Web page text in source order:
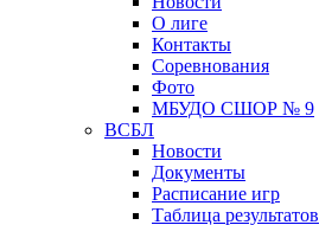
О лиге
Контакты
Соревнования
Фото
МБУДО СШОР № 9
ВСБЛ
Новости
Документы
Расписание игр
Таблица результатов